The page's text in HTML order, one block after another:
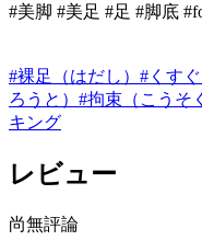
#美脚 #美足 #足 #脚底
#裸足（はだし） # くすぐ
ろうと） #拘束（こうそ
キング
レビュー
尚無評論